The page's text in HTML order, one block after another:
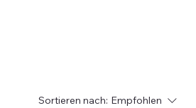
Sortieren nach: Empfohlen